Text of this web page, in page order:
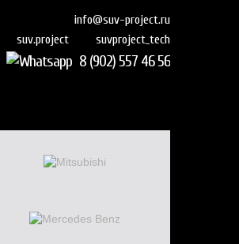
info@suv-project.ru
suv.project
suvproject_tech
8 (902) 557 46 56